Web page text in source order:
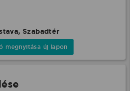
Szabadtér
megnyitása új lapon